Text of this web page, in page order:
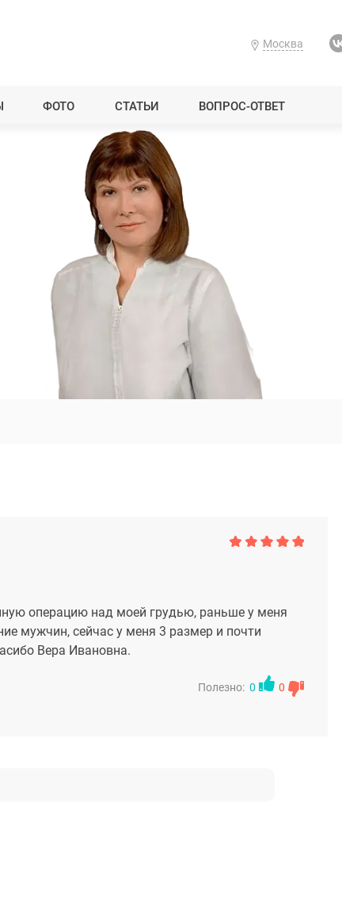
Москва
ФОТО СТАТЬИ ВОПРОС-ОТВЕТ
операцию над моей грудью, раньше у меня
мужчин, сейчас у меня 3 размер и почти
Вера Ивановна.
Полезно: 0 0